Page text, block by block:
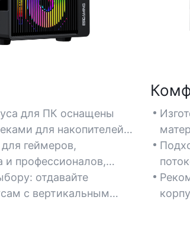
для ПК оснащены
для накопителей,
и
управления
физической
и обслуживании.
геймеров,
и профессионалов,
модернизация
отдавайте
с вертикальным
и